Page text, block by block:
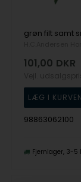
101,00 DKR
98863062100
Fjernlager 3-5